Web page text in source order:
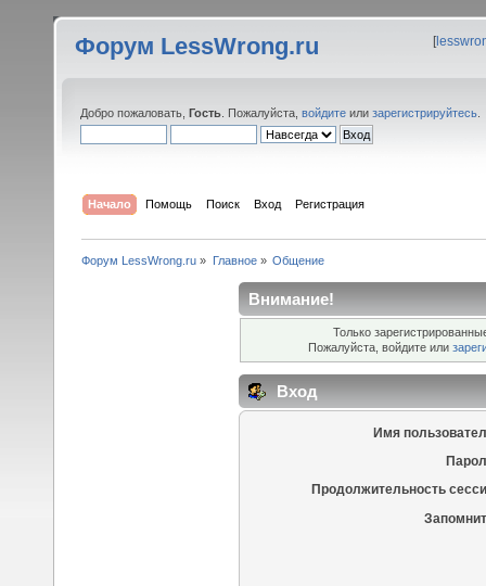
Форум LessWrong.ru [
Добро пожаловать, Гость . Пожалуйста, войдите или зарегистрируйтесь
Начало Помощь Поиск Вход Регистрация
Форум LessWrong.ru » Главное» Общение
Внимание!
Только
Пожалуйста, войдите или
Вход
Имя
Продолжительность